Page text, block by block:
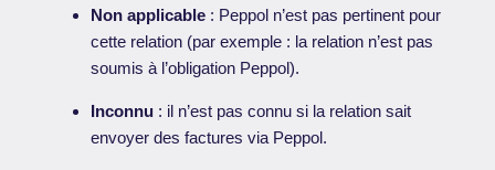
Non applicable : Peppol n’est pas pertinent pour
cette relation (par exemple : la relation n’est pas
soumis à l’obligation Peppol).
Inconnu : il n’est pas connu si la relation sait
envoyer des factures via Peppol.